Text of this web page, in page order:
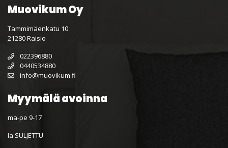
Muovikum Oy
Tammimäenkatu 10
21280 Raisio
022396880
0440534880
info@muovikum.fi
Myymälä avoinna
ma-pe 9-17
la SULJETTU